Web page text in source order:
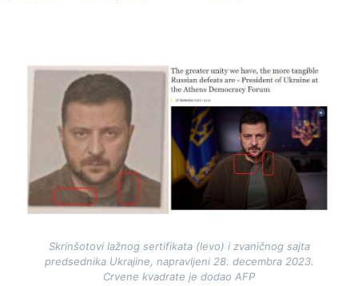
Image
Skrinšotovi lažnog sertifikata (levo) i zvaničnog sajta
predsednika Ukrajine, napravljeni 28. decembra 2023.
Crvene kvadrate je dodao AFP